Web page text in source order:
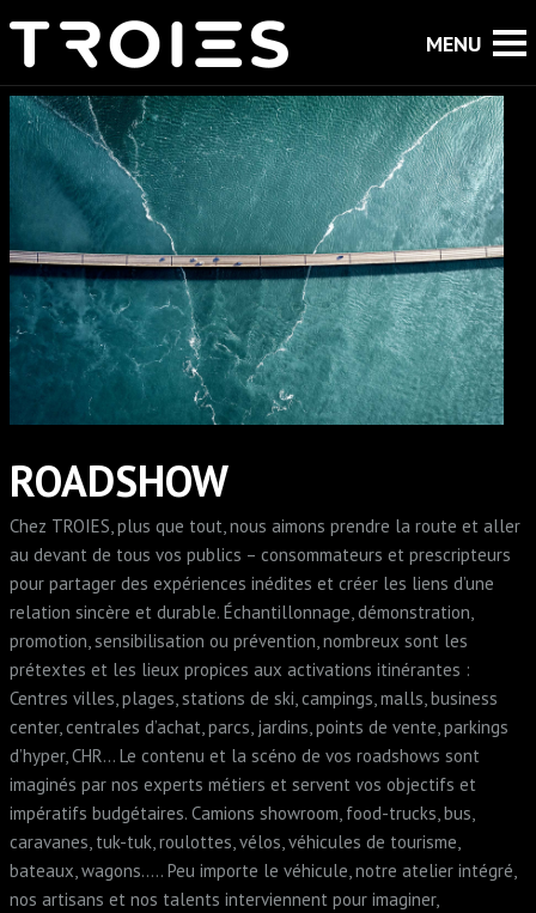
ROADSHOW
Chez TROIES, plus que tout, nous aimons prendre la route et aller
au devant de tous vos publics – consommateurs et prescripteurs
pour partager des expériences inédites et créer les liens d’une
relation sincère et durable. Échantillonnage, démonstration,
promotion, sensibilisation ou prévention, nombreux sont les
prétextes et les lieux propices aux activations itinérantes :
Centres villes, plages, stations de ski, campings, malls, business
center, centrales d’achat, parcs, jardins, points de vente, parkings
d’hyper, CHR… Le contenu et la scéno de vos roadshows sont
imaginés par nos experts métiers et servent vos objectifs et
impératifs budgétaires. Camions showroom, food-trucks, bus,
caravanes, tuk-tuk, roulottes, vélos, véhicules de tourisme,
bateaux, wagons….. Peu importe le véhicule, notre atelier intégré,
nos artisans et nos talents interviennent pour imaginer,